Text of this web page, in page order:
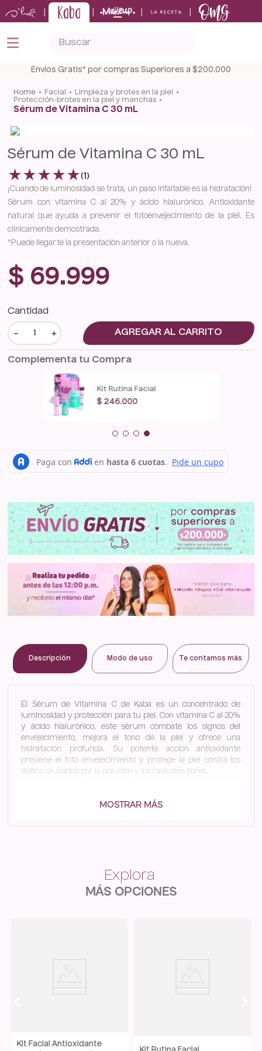
Envíos Gratis* por compras Superiores a $200.000
facial
limpieza y brotes en la piel
protección-brotes en la piel y manchas
Sérum de Vitamina C 30 mL
Sérum de Vitamina C 30 mL
★★★★★(1)
¡Cuando de luminosidad se trata, un paso infaltable es la hidratación!
Sérum con vitamina C al 20% y ácido hialurónico. Antioxidante
natural que ayuda a prevenir el fotoenvejecimiento de la piel. Es
clínicamente demostrada.
*Puede llegarte la presentación anterior o la nueva.
$ 69.999
Cantidad
＋
－ AGREGAR AL CARRITO
Complementa tu Compra
Kit Rutina Facial
$ 246.000
Descripción Modo de uso Te contamos más
El Sérum de Vitamina C de Kaba es un concentrado de
luminosidad y protección para tu piel. Con vitamina C al 20%
y ácido hialurónico, este sérum combate los signos del
envejecimiento, mejora el tono de la piel y ofrece una
hidratación profunda. Su potente acción antioxidante
previene el foto envejecimiento y protege la piel contra los
daños causados por la polución y los radicales libres.
Aumenta el brillo y la luminosidad de la piel.
Propiedades anti-edad y reparadoras que mejoran la
Mantiene la humedad de la piel, funcionando como
minimizador de poros.
MOSTRAR MÁS
MÁS OPCIONES
Kit Facial Antioxidante
TÉRMINOS MÁS BUSCADOS
2.
shampoo
3.
5
tónico